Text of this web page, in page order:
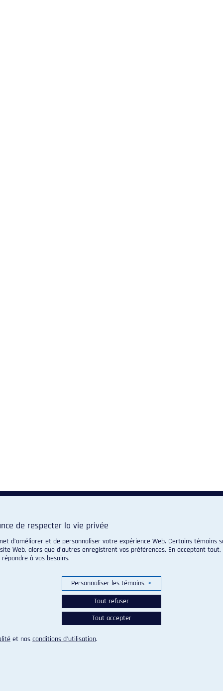
de respecter la vie privée
d’améliorer et de personnaliser votre expérience Web. Certains témoins
Web, alors que d’autres enregistrent vos préférences. En acceptant
à vos besoins.
Personnaliser les témoins >
Tout refuser
Tout accepter
et nos conditions d’utilisation.